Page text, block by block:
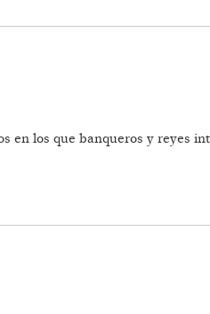
en los que banqueros y reyes